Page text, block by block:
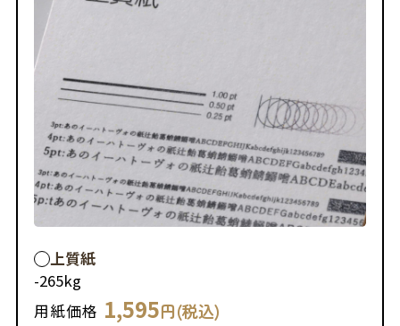
上質紙
-265kg
用紙価格 1,595円(税込)